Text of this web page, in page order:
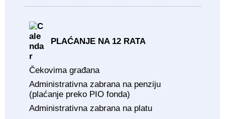
PLAĆANJE NA 12 RATA
Čekovima građana
Administrativna zabrana na penziju
(plaćanje preko PIO fonda)
Administrativna zabrana na platu